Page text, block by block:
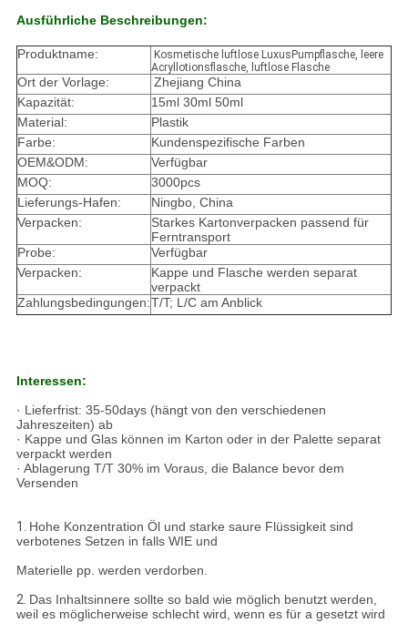
Ausführliche Beschreibungen:
Produktname:
Kosmetische luftlose LuxusPumpflasche, leere
Acryllotionsflasche, luftlose Flasche
Ort der Vorlage:
Zhejiang China
Kapazität:
15ml 30ml 50ml
Material:
Plastik
Farbe:
Kundenspezifische Farben
OEM&ODM:
Verfügbar
MOQ:
3000pcs
Lieferungs-Hafen:
Ningbo, China
Verpacken:
Starkes Kartonverpacken passend für
Ferntransport
Probe:
Verfügbar
Verpacken:
Kappe und Flasche werden separat
verpackt
Zahlungsbedingungen:T/T; L/C am Anblick
Interessen:
· Lieferfrist: 35-50days (hängt von den verschiedenen
Jahreszeiten) ab
· Kappe und Glas können im Karton oder in der Palette separat
verpackt werden
· Ablagerung T/T 30% im Voraus, die Balance bevor dem
Versenden
1. Hohe Konzentration Öl und starke saure Flüssigkeit sind
verbotenes Setzen in falls WIE und
Materielle pp. werden verdorben.
2. Das Inhaltsinnere sollte so bald wie möglich benutzt werden,
weil es möglicherweise schlecht wird, wenn es für a gesetzt wird